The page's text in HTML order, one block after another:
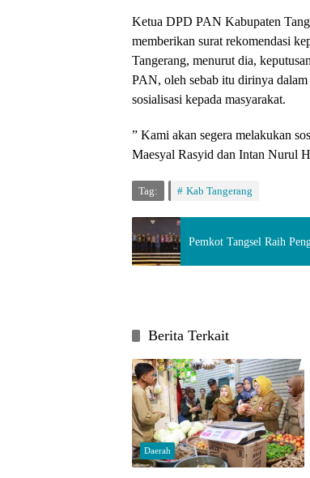
Ketua DPD PAN Kabupaten
memberikan surat rekomendasi
Tangerang, menurut dia,
PAN, oleh sebab itu dirinya
sosialisasi kepada masyarakat.
” Kami akan segera melakukan
Maesyal Rasyid dan Intan Nurul
Tag: Kab Tangerang
Pemkot Tangsel Raih
Berita Terkait
Daerah